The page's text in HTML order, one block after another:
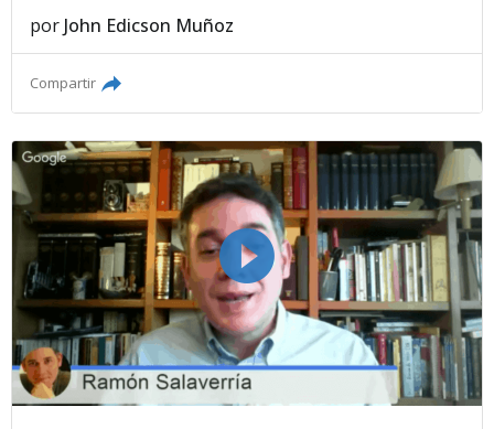
por John Edicson Muñoz
Compartir